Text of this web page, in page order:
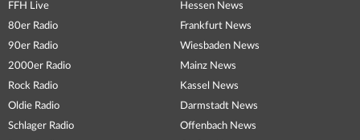
FFH Live
80er Radio
90er Radio
2000er Radio
Rock Radio
Oldie Radio
Schlager Radio
Hessen News
Frankfurt News
Wiesbaden News
Mainz News
Kassel News
Darmstadt News
Offenbach News